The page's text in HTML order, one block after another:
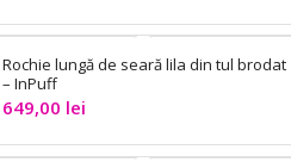
a
fost:
este:
389,90 lei.
Rochie lungă de seară lila din tul brodat
– InPuff
649,00 lei